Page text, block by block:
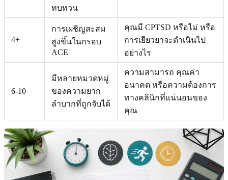
ทบทวน
4+
การเผชิญสะสม
สูงขึ้นในกรอบ
ACE
คุณมี CPTSD หรือไม่ หรือ
การเยียวยาจะดำเนินไป
อย่างไร
6-10
มีหลายหมวดหมู่
ของความยาก
ลำบากที่ถูกจับได้
ความสามารถ คุณค่า
อนาคต หรือความต้องการ
ทางคลินิกที่แน่นอนของ
คุณ